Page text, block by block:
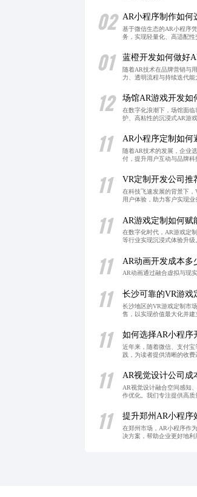
02 AR小程序制作如何
基于微信生态的AR小程序
务，实现轻量化、高适配性
01 蓝橙开发如何做好
随着AR技术在品牌营销与
力、透明流程与持续迭代
12 场馆AR游戏开发如
在数字化浪潮下，场馆面
护、高粘性的沉浸式AR游
11 AR小程序定制如何
随着AR技术的发展，企业
付，提升用户互动与品牌科
11 VR定制开发公司推
在科技飞速发展的背景下
用户体验，助力客户实现业
11 AR游戏定制如何赋
在数字化时代，AR游戏定
等行业实现沉浸式体验升级
11 AR动画开发成本多
AR动画通过融合虚拟与现
11 长沙可靠的VR游戏
长沙地区的VR游戏定制市
售，以实现价值最大化并建
11 如何选择AR小程序
近年来，随着微信、支付
践，为读者提供清晰的收费
11 AR视觉设计公司成
AR视觉设计融合空间感知
作优化。我们专注提供高质
11 提升郑州AR小程序
在郑州市场，AR小程序作
决方案，帮助企业更好地利